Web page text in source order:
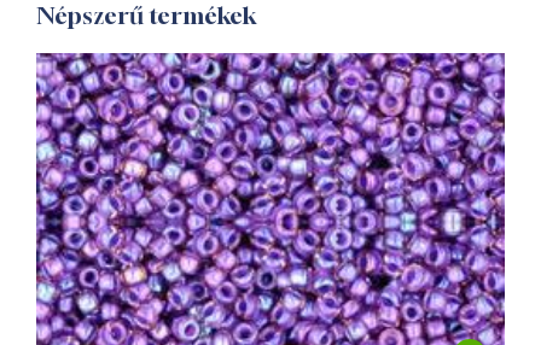
Népszerű termékek